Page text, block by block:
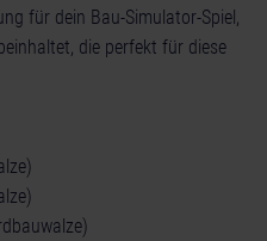
für dein Bau-Simulator-Spiel,
die perfekt für diese